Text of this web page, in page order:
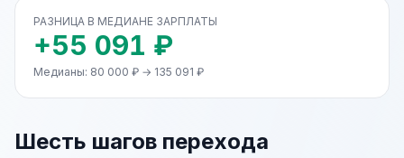
РАЗНИЦА В МЕДИАНЕ ЗАРПЛАТЫ
+55 091 ₽
Медианы: 80 000 ₽ → 135 091 ₽
Шесть шагов перехода